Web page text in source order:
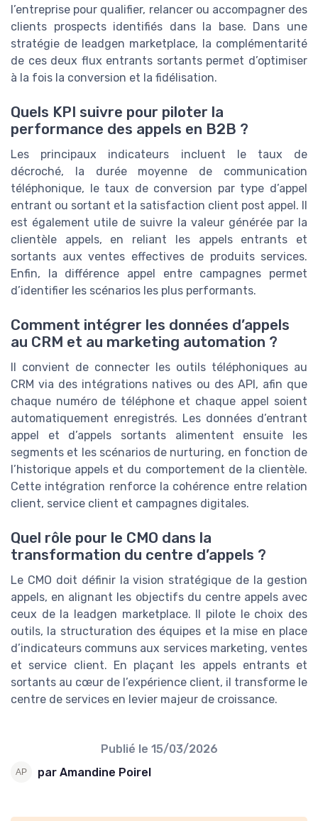
l’entreprise pour qualifier, relancer ou accompagner des
clients prospects identifiés dans la base. Dans une
stratégie de leadgen marketplace, la complémentarité
de ces deux flux entrants sortants permet d’optimiser
à la fois la conversion et la fidélisation.
Quels KPI suivre pour piloter la
performance des appels en B2B ?
Les principaux indicateurs incluent le taux de
décroché, la durée moyenne de communication
téléphonique, le taux de conversion par type d’appel
entrant ou sortant et la satisfaction client post appel. Il
est également utile de suivre la valeur générée par la
clientèle appels, en reliant les appels entrants et
sortants aux ventes effectives de produits services.
Enfin, la différence appel entre campagnes permet
d’identifier les scénarios les plus performants.
Comment intégrer les données d’appels
au CRM et au marketing automation ?
Il convient de connecter les outils téléphoniques au
CRM via des intégrations natives ou des API, afin que
chaque numéro de téléphone et chaque appel soient
automatiquement enregistrés. Les données d’entrant
appel et d’appels sortants alimentent ensuite les
segments et les scénarios de nurturing, en fonction de
l’historique appels et du comportement de la clientèle.
Cette intégration renforce la cohérence entre relation
client, service client et campagnes digitales.
Quel rôle pour le CMO dans la
transformation du centre d’appels ?
Le CMO doit définir la vision stratégique de la gestion
appels, en alignant les objectifs du centre appels avec
ceux de la leadgen marketplace. Il pilote le choix des
outils, la structuration des équipes et la mise en place
d’indicateurs communs aux services marketing, ventes
et service client. En plaçant les appels entrants et
sortants au cœur de l’expérience client, il transforme le
centre de services en levier majeur de croissance.
Publié le 15/03/2026
par Amandine Poirel